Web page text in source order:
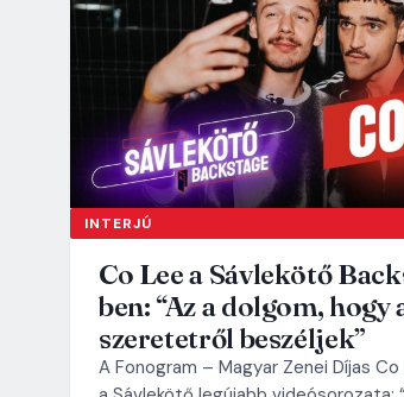
INTERJÚ
Co Lee a Sávlekötő
ben: “Az a dolgom, hogy
szeretetről beszéljek”
A Fonogram – Magyar Zenei Díjas